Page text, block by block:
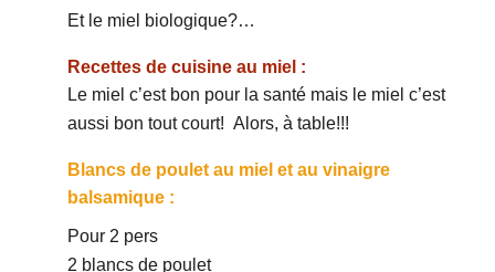
Et le miel biologique?…
Recettes de cuisine au miel :
Le miel c’est bon pour la santé mais le miel c’est
aussi bon tout court! Alors, à table!!!
Blancs de poulet au miel et au vinaigre
balsamique :
Pour 2 pers
2 blancs de poulet